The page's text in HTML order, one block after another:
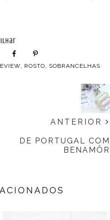
, ROSTO, SOBRANCELHAS
ANTERIOR
DE PORTUGAL COM
BENAMÔR